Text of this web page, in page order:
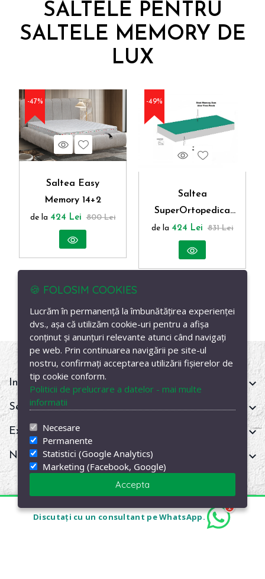
SALTELE PENTRU
SALTELE MEMORY DE
LUX
-47%
Vezi produs
Wishlist
Saltea Easy
Memory 14+2
de la 424 Lei 800 Lei
-49%
Vezi produs
Wishlist
Saltea
SuperOrtopedica
Fizioterapia Bio
Memory AloeVera
Fresh 14+2
de la 424 Lei 831 Lei
Informații
Servicii clienți
Extra
Newsletter
Copyright © 2026SaltelePrevi.ro. Designed withbyDigitalAgency
Discutați cu un consultant pe WhatsApp.
1
🍪 FOLOSIM COOKIES
Lucrăm în permanență la îmbunătățirea experienței
dvs., așa că utilizăm cookie-uri pentru a afișa
conținut și anunțuri relevante atunci când navigați
pe web. Prin continuarea navigării pe site-ul
nostru, confirmați acceptarea utilizării fișierelor de
tip cookie conform.
Politicii de prelucrare a datelor - mai multe
informatii
Necesare
Permanente
Statistici (Google Analytics)
Marketing (Facebook, Google)
Accepta